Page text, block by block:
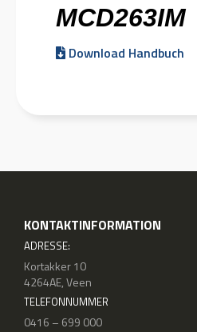
MCD263IM
Download Handbuch
KONTAKTINFORMATION
ADRESSE:
Kortakker 10
4264AE, Veen
TELEFONNUMMER
0416 – 699 000